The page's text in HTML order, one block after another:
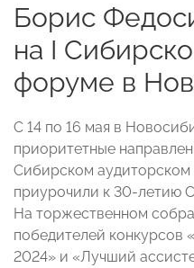
Борис
на I
форуме в
С 14 по 16 мая в
приоритетные
Сибирском
приурочили к 30-летию
На торжественном
победителей
2024» и «Лучший